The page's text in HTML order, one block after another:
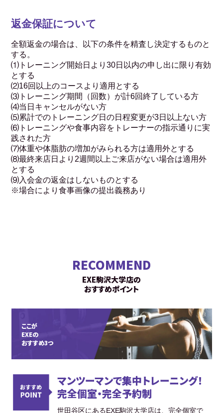
返金保証について
全額返金の場合は、以下の条件を精査し決定するものと
する。
⑴トレーニング開始日より30日以内の申し出に限り有効
とする
⑵16回以上のコースより適用とする
⑶トレーニング期間（回数）が計6回終了している方
⑷当日キャンセルがない方
⑸累計でのトレーニング日の日程変更が3日以上ない方
⑹トレーニングや食事内容をトレーナーの指示通りに実
践された方
⑺体重や体脂肪の増加がみられる方は適用外とする
⑻最終来店日より2週間以上ご来店がない場合は適用外
とする
⑼入会金の返金はしないものとする
※場合により食事画像の提出義務あり
RECOMMEND
EXE駒沢大学店の
おすすめポイント
ここが
EXEの
おすすめ3つ
マンツーマンで集中トレーニング！
完全個室・完全予約制
世田谷区にあるEXE駒沢大学店は、完全個室で